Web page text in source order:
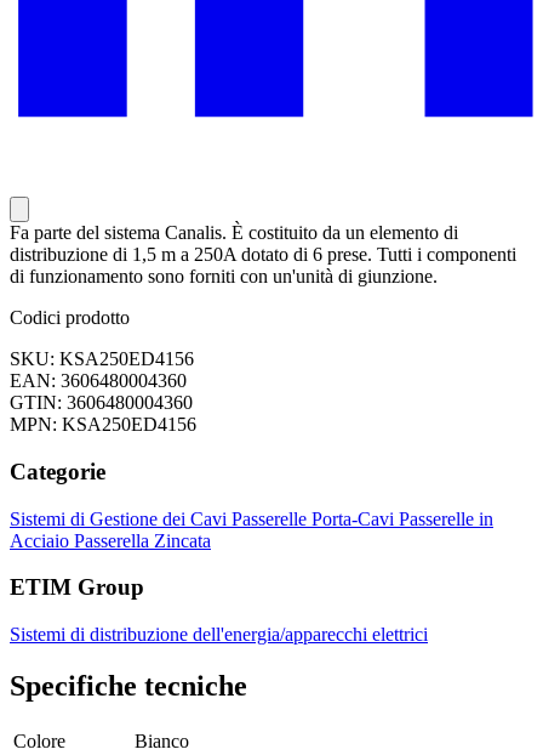
Fa parte del sistema Canalis. È costituito da un elemento di
distribuzione di 1,5 m a 250A dotato di 6 prese. Tutti i componenti
di funzionamento sono forniti con un'unità di giunzione.
Codici prodotto
SKU: KSA250ED4156
EAN: 3606480004360
GTIN: 3606480004360
MPN: KSA250ED4156
Categorie
Sistemi di Gestione dei Cavi Passerelle Porta-Cavi Passerelle in
Acciaio Passerella Zincata
ETIM Group
Sistemi di distribuzione dell'energia/apparecchi elettrici
Specifiche tecniche
Colore
Bianco